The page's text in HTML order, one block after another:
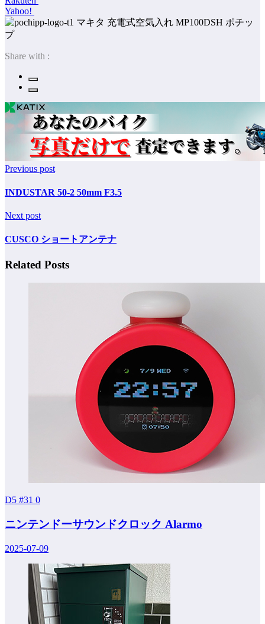
Yahoo!
ポチッ
プ
Share with :
Previous post
INDUSTAR 50-2 50mm F3.5
Next post
CUSCO ショートアンテナ
Related Posts
D5 #31 0
ニンテンドーサウンドクロック Alarmo
2025-07-09